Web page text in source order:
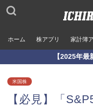
ホーム 株アプリ 家計簿
【2025年
米国株
【必見】「